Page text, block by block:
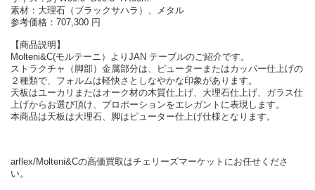
素材：大理石（ブラックサハラ）、メタル
参考価格：707,300 円
【商品説明】
Molteni&C(モルテーニ）よりJAN テーブルのご紹介です。
ストラクチャ（脚部）金属部分は、ピューターまたはカッパー仕上げの
２種類で、フォルムは軽快さとしなやかな印象があります。
天板はユーカリまたはオーク材の木質仕上げ、大理石仕上げ、ガラス仕
上げからお選び頂け、プロポーションをエレガントに表現します。
本商品は天板は大理石、脚はピューター仕上げ仕様となります。
arflex/Molteni&Cの高価買取はチェリーズマーケットにお任せくださ
い。